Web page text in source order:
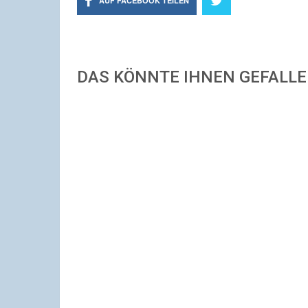
DAS KÖNNTE IHNEN